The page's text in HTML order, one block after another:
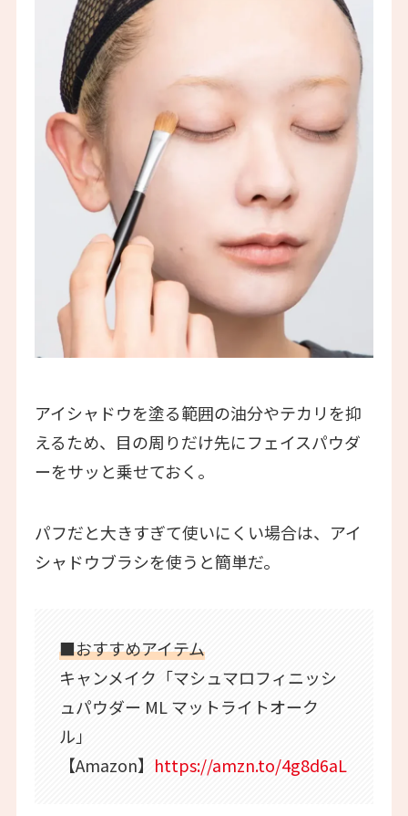
アイシャドウを塗る範囲の油分やテカリを抑
えるため、目の周りだけ先にフェイスパウダ
ーをサッと乗せておく。
パフだと大きすぎて使いにくい場合は、アイ
シャドウブラシを使うと簡単だ。
■おすすめアイテム
キャンメイク「マシュマロフィニッシ
ュパウダー ML マットライトオーク
ル」
【Amazon】 https://amzn.to/4g8d6aL